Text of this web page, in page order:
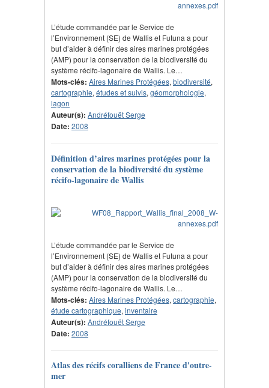
L’étude commandée par le Service de
l’Environnement (SE) de Wallis et Futuna a pour
but d’aider à définir des aires marines protégées
(AMP) pour la conservation de la biodiversité du
système récifo-lagonaire de Wallis. Le…
Mots-clés: Aires Marines Protégées, biodiversité,
cartographie, études et suivis, géomorphologie,
lagon
Auteur(s): Andréfouët Serge
Date: 2008
Définition d’aires marines protégées pour la
conservation de la biodiversité du système
récifo-lagonaire de Wallis
L’étude commandée par le Service de
l’Environnement (SE) de Wallis et Futuna a pour
but d’aider à définir des aires marines protégées
(AMP) pour la conservation de la biodiversité du
système récifo-lagonaire de Wallis. Le…
Mots-clés: Aires Marines Protégées, cartographie,
étude cartographique, inventaire
Auteur(s): Andréfouët Serge
Date: 2008
Atlas des récifs coralliens de France d'outre-
mer